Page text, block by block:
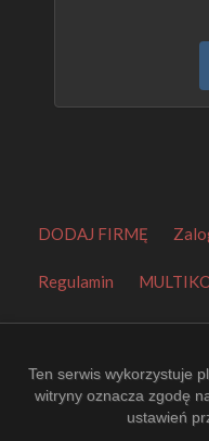
DODAJ FIRMĘ
Regulamin
Orbitalny Katalog Firm.
PagePeeker.
Ten serwis wykorzystuje
witryny oznacza zgodę
ustawień